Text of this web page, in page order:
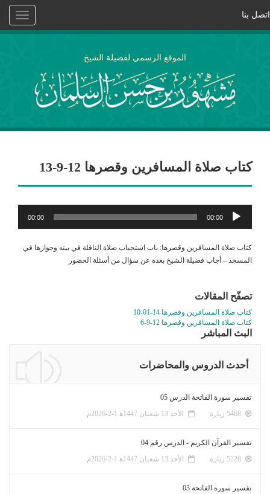
Toggle
اتصل بنا
الموقع الرسمي لفضيلة الشيخ
كتاب صلاة المسافرين وقصرها 12-9-13
مشغل
الصوت
00:00
00:00
كتاب صلاة المسافرين وقصرها: باب استحباب صلاة النافلة في بيته وجوازها في
المسجد – أجاب فضيلة الشيخ بعده عن سؤال من أسئلة الحضور
تصفّح المقالات
كتاب صلاة المسافرين وقصرها 14-01-10
كتاب صلاة المسافرين وقصرها 12-9-6
البث المباشر
أحدث الدروس والمحاضرات
تفسير سورة الفاتحة الدرس 05
الأحد 13 شعبان 1447ﻫ 1-2-2026م
تفسير القرآن الكريم - الدرس رقم 04
الأحد 13 شعبان 1447ﻫ 1-2-2026م
تفسير سورة الفاتحة 03